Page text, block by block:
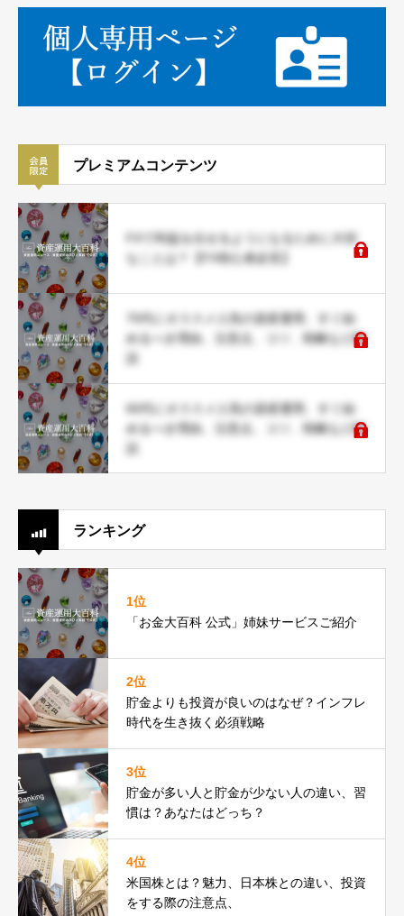
プレミアムコンテンツ
FXで利益を出せるようになるために大切
なことは？【FX初心者必見】
70代にオススメ人気の資産運用、すぐ始
めるべき理由、注意点、コツ、戦略など解
60代にオススメ人気の資産運用、すぐ始
めるべき理由、注意点、コツ、戦略など解
ランキング
1位
「お金大百科 公式」姉妹サービスご紹介
2位
貯金よりも投資が良いのはなぜ？インフレ
時代を生き抜く必須戦略
3位
貯金が多い人と貯金が少ない人の違い、習
慣は？あなたはどっち？
4位
米国株とは？魅力、日本株との違い、投資
をする際の注意点、